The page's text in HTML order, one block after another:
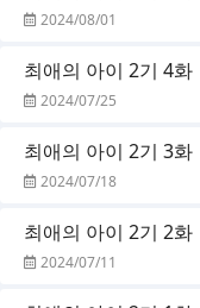
2024/08/01
최애의 아이 2기 4화
2024/07/25
최애의 아이 2기 3화
2024/07/18
최애의 아이 2기 2화
2024/07/11